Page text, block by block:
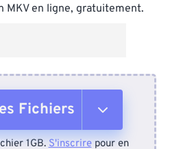
MKV en ligne, gratuitement.
Fichiers
1GB.S'inscrirepour en